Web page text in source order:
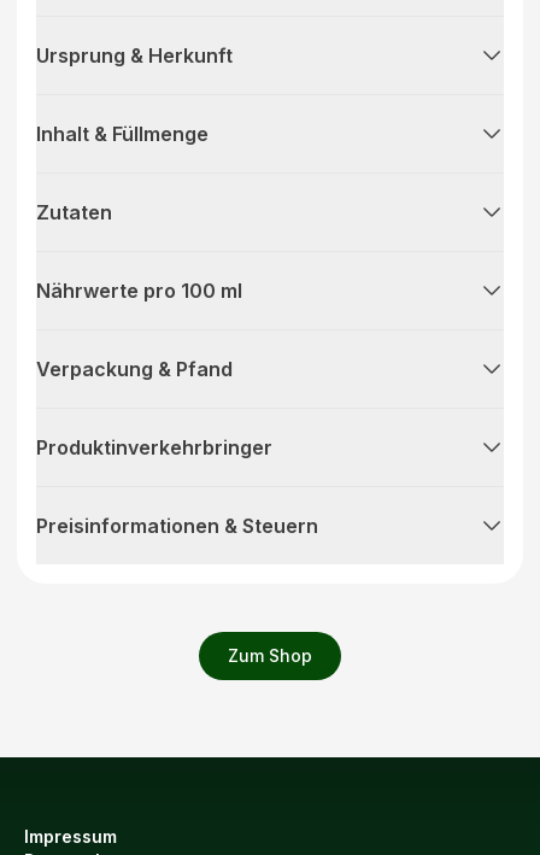
Zum Shop
Ursprung & Herkunft
Inhalt & Füllmenge
Zutaten
Nährwerte pro 100 ml
Verpackung & Pfand
Produktinverkehrbringer
Preisinformationen & Steuern
Impressum